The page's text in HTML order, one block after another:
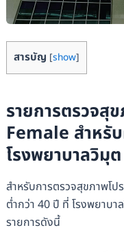
สารบัญ [show]
รายการตรวจสุ
Female สำหรั
โรงพยาบาลวิมุต
สำหรับการตรวจสุขภาพโ
ต่ำกว่า 40 ปี ที่ โรงพยาบ
รายการดังนี้